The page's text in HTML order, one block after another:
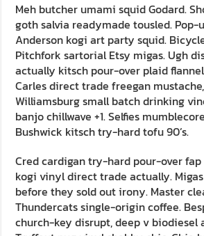
Meh butcher umami squid Godard.
goth salvia readymade tousled. Pop-
Anderson kogi art party squid.
Pitchfork sartorial Etsy migas. Ugh
actually kitsch pour-over plaid
Carles direct trade freegan
Williamsburg small batch drinking
banjo chillwave +1. Selfies
Bushwick kitsch try-hard tofu 90’s.
Cred cardigan try-hard pour-over fap
kogi vinyl direct trade actually.
before they sold out irony. Master
Thundercats single-origin coffee.
church-key disrupt, deep v